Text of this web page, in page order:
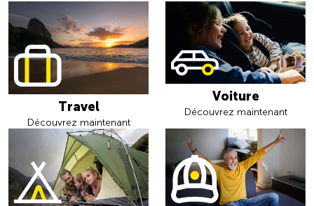
Travel
Découvrez maintenant
Voiture
Découvrez maintenant